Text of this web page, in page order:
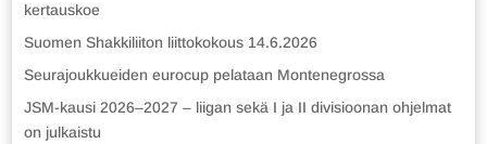
kertauskoe
Suomen Shakkiliiton liittokokous 14.6.2026
Seurajoukkueiden eurocup pelataan Montenegrossa
JSM-kausi 2026–2027 – liigan sekä I ja II divisioonan ohjelmat
on julkaistu